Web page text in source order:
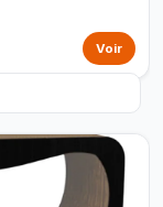
Voir